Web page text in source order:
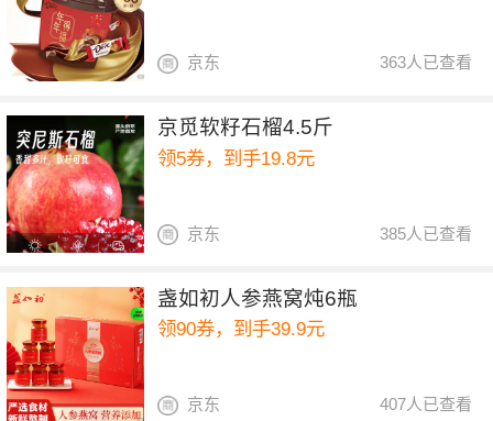
363人已查看
京东
京觅软籽石榴4.5斤
领5券，到手19.8元
385人已查看
京东
盏如初人参燕窝炖6瓶
领90券，到手39.9元
407人已查看
京东